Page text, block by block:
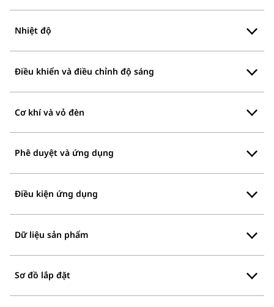
Nhiệt độ
Điều khiển và điều chỉnh độ sáng
Cơ khí và vỏ đèn
Phê duyệt và ứng dụng
Điều kiện ứng dụng
Dữ liệu sản phẩm
Sơ đồ lắp đặt